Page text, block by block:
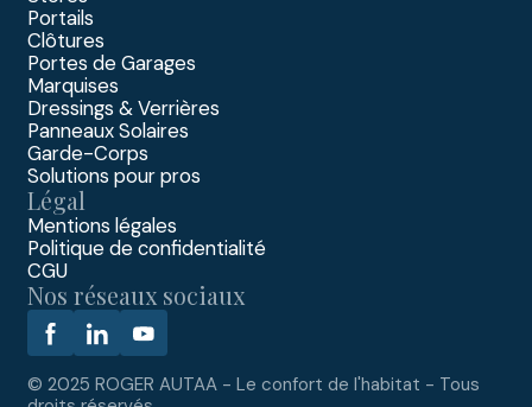
Portails
Clôtures
Portes de Garages
Marquises
Dressings & Verrières
Panneaux Solaires
Garde-Corps
Solutions pour pros
Légal
Mentions légales
Politique de confidentialité
CGU
Nos réseaux sociaux
© 2025 ROGER AUTAA - Le confort de l'habitat - Tous